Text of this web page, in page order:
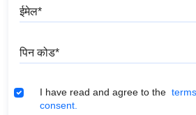
Terms
I have read and agree to the
consent.